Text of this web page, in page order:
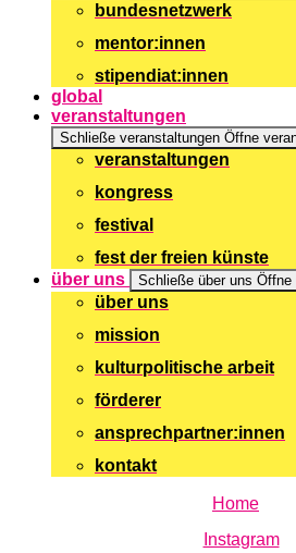
bundesnetzwerk
mentor:innen
stipendiat:innen
global
veranstaltungen
Schließe veranstaltungen Öffne
veranstaltungen
kongress
festival
fest der freien künste
über uns
Schließe über uns Öffne
über uns
mission
kulturpolitische arbeit
förderer
ansprechpartner:innen
kontakt
Home
Instagram